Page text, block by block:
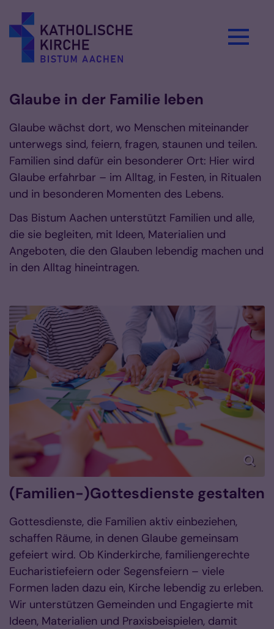
Glaube in der Familie leben
Glaube wächst dort, wo Menschen miteinander
unterwegs sind, feiern, fragen, staunen und teilen.
Familien sind dafür ein besonderer Ort: Hier wird
Glaube erfahrbar – im Alltag, in Festen, in Ritualen
und in besonderen Momenten des Lebens.
Das Bistum Aachen unterstützt Familien und alle,
die sie begleiten, mit Ideen, Materialien und
Angeboten, die den Glauben lebendig machen und
in den Alltag hineintragen.
(Familien-)Gottesdienste gestalten
Gottesdienste, die Familien aktiv einbeziehen,
schaffen Räume, in denen Glaube gemeinsam
gefeiert wird. Ob Kinderkirche, familiengerechte
Eucharistiefeiern oder Segensfeiern – viele
Formen laden dazu ein, Kirche lebendig zu erleben.
Wir unterstützen Gemeinden und Engagierte mit
Ideen, Materialien und Praxisbeispielen, damit